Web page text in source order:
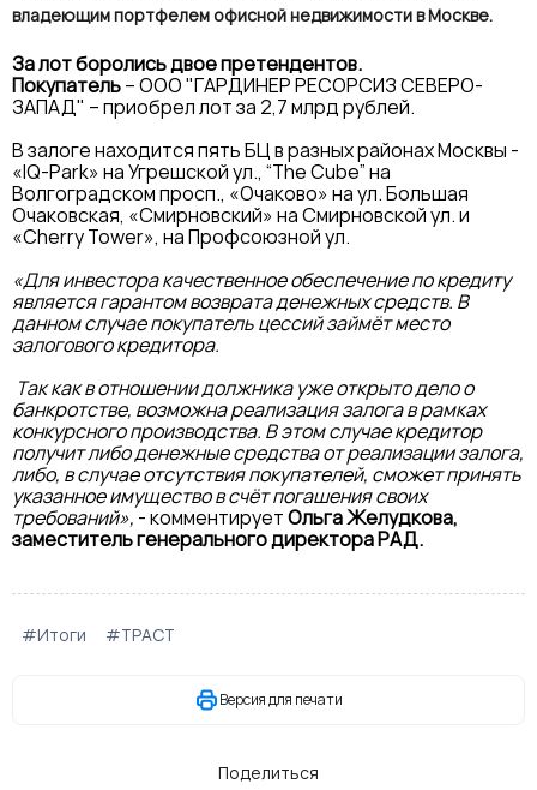
владеющим портфелем офисной недвижимости в Москве.
За лот боролись двое претендентов.
Покупатель– ООО "ГАРДИНЕР РЕСОРСИЗ СЕВЕРО-
ЗАПАД" – приобрел лот за 2,7 млрд рублей.
В залоге находится пять БЦ в разных районах Москвы -
«IQ-Park» на Угрешской ул., “The Cube” на
Волгоградском просп., «Очаково» на ул. Большая
Очаковская, «Смирновский» на Смирновской ул. и
«Cherry Tower», на Профсоюзной ул.
«Для инвестора качественное обеспечение по кредиту
является гарантом возврата денежных средств. В
данном случае покупатель цессий займёт место
залогового кредитора.
Так как в отношении должника уже открыто дело о
банкротстве, возможна реализация залога в рамках
конкурсного производства. В этом случае кредитор
получит либо денежные средства от реализации залога,
либо, в случае отсутствия покупателей, сможет принять
указанное имущество в счёт погашения своих
требований», - комментируетОльга Желудкова,
заместитель генерального директора РАД.
#Итоги #ТРАСТ
Версия для печати
Поделиться